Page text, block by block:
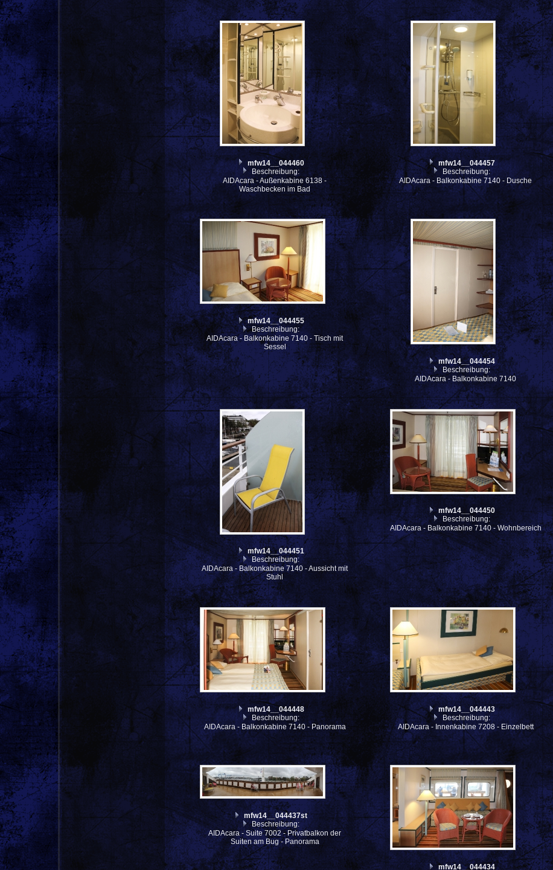
mfw14__044460
Beschreibung:
AIDAcara - Außenkabine 6138 -
Waschbecken im Bad
mfw14__044457
Beschreibung:
AIDAcara - Balkonkabine 7140 - Dusche
mfw14__044455
Beschreibung:
AIDAcara - Balkonkabine 7140 - Tisch mit
Sessel
mfw14__044454
Beschreibung:
AIDAcara - Balkonkabine 7140
mfw14__044451
Beschreibung:
AIDAcara - Balkonkabine 7140 - Aussicht mit
Stuhl
mfw14__044450
Beschreibung:
AIDAcara - Balkonkabine 7140 - Wohnbereich
mfw14__044448
Beschreibung:
AIDAcara - Balkonkabine 7140 - Panorama
mfw14__044443
Beschreibung:
AIDAcara - Innenkabine 7208 - Einzelbett
mfw14__044437st
Beschreibung:
AIDAcara - Suite 7002 - Privatbalkon der
Suiten am Bug - Panorama
mfw14__044434